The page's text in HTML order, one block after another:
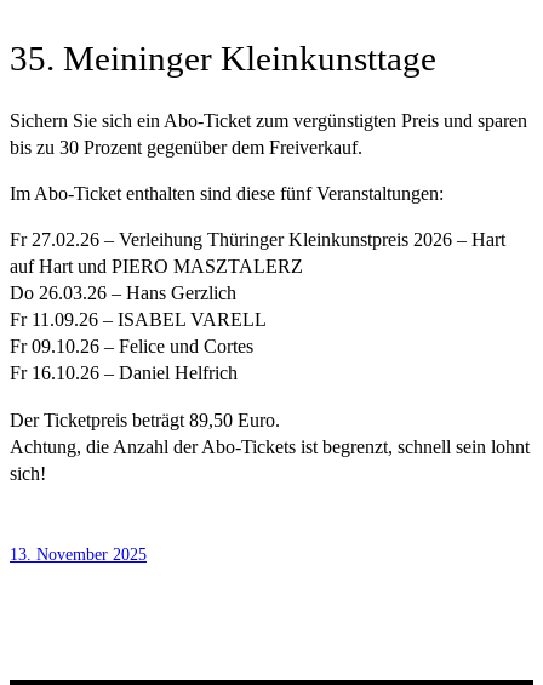
35. Meininger Kleinkunsttage
Sichern Sie sich ein Abo-Ticket zum vergünstigten Preis und sparen
bis zu 30 Prozent gegenüber dem Freiverkauf.
Im Abo-Ticket enthalten sind diese fünf Veranstaltungen:
Fr 27.02.26 – Verleihung Thüringer Kleinkunstpreis 2026 – Hart
auf Hart und PIERO MASZTALERZ
Do 26.03.26 – Hans Gerzlich
Fr 11.09.26 – ISABEL VARELL
Fr 09.10.26 – Felice und Cortes
Fr 16.10.26 – Daniel Helfrich
Der Ticketpreis beträgt 89,50 Euro.
Achtung, die Anzahl der Abo-Tickets ist begrenzt, schnell sein lohnt
sich!
13. November 2025